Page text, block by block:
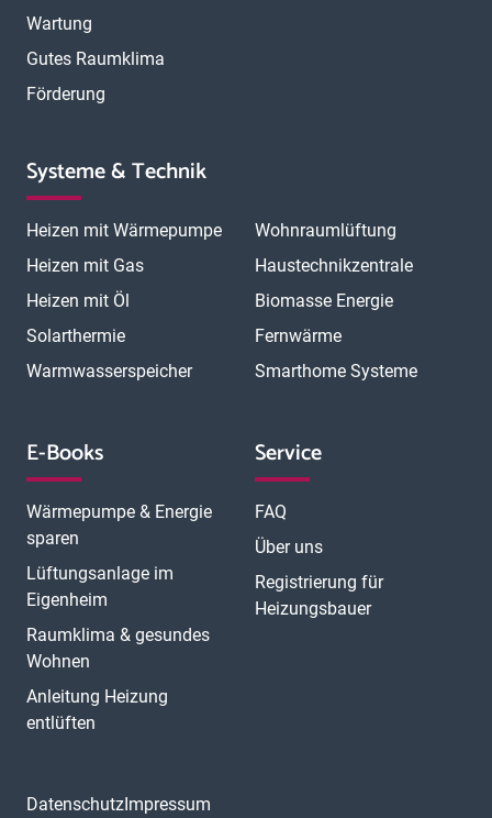
Wartung
Gutes Raumklima
Förderung
Systeme & Technik
Heizen mit Wärmepumpe
Heizen mit Gas
Heizen mit Öl
Solarthermie
Warmwasserspeicher
Wohnraumlüftung
Haustechnikzentrale
Biomasse Energie
Fernwärme
Smarthome Systeme
E-Books
Wärmepumpe & Energie
sparen
Lüftungsanlage im
Eigenheim
Raumklima & gesundes
Wohnen
Anleitung Heizung
entlüften
Service
FAQ
Über uns
Registrierung für
Heizungsbauer
DatenschutzImpressum